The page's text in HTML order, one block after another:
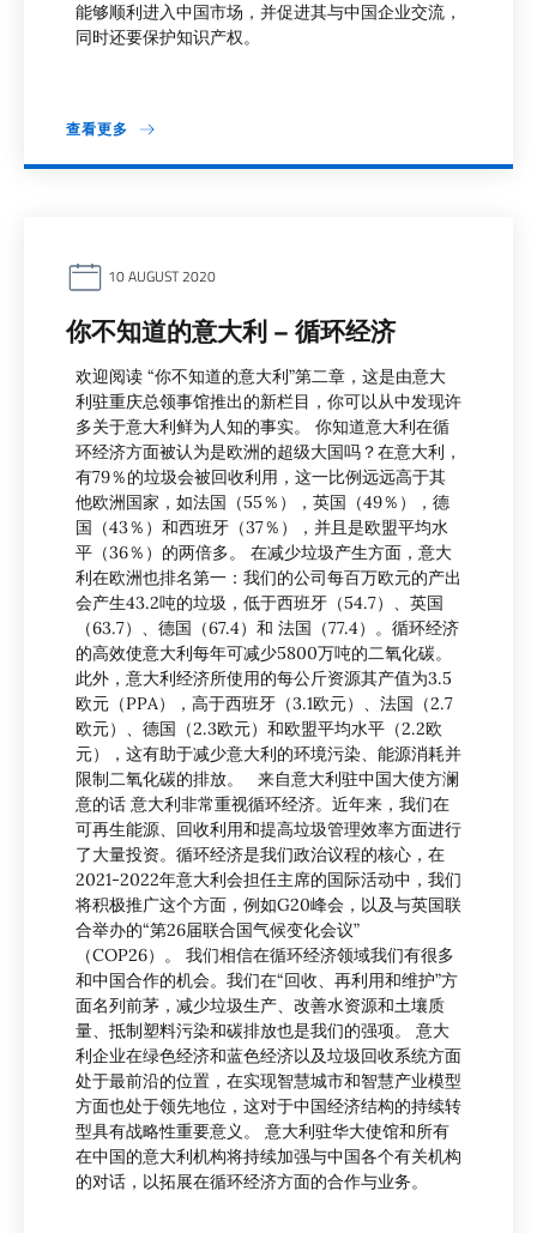
能够顺利进入中国市场，并促进其与中国企业交流，
同时还要保护知识产权。
查看更多
10 AUGUST 2020
你不知道的意大利 – 循环经济
欢迎阅读 “你不知道的意大利”第二章，这是由意大
利驻重庆总领事馆推出的新栏目，你可以从中发现许
多关于意大利鲜为人知的事实。 你知道意大利在循
环经济方面被认为是欧洲的超级大国吗？在意大利，
有79％的垃圾会被回收利用，这一比例远远高于其
他欧洲国家，如法国（55％），英国（49％），德
国（43％）和西班牙（37％），并且是欧盟平均水
平（36％）的两倍多。 在减少垃圾产生方面，意大
利在欧洲也排名第一：我们的公司每百万欧元的产出
会产生43.2吨的垃圾，低于西班牙（54.7）、英国
（63.7）、德国（67.4）和 法国（77.4）。循环经济
的高效使意大利每年可减少5800万吨的二氧化碳。
此外，意大利经济所使用的每公斤资源其产值为3.5
欧元（PPA），高于西班牙（3.1欧元）、法国（2.7
欧元）、德国（2.3欧元）和欧盟平均水平（2.2欧
元），这有助于减少意大利的环境污染、能源消耗并
限制二氧化碳的排放。 来自意大利驻中国大使方澜
意的话 意大利非常重视循环经济。近年来，我们在
可再生能源、回收利用和提高垃圾管理效率方面进行
了大量投资。循环经济是我们政治议程的核心，在
2021-2022年意大利会担任主席的国际活动中，我们
将积极推广这个方面，例如G20峰会，以及与英国联
合举办的“第26届联合国气候变化会议”
（COP26）。 我们相信在循环经济领域我们有很多
和中国合作的机会。我们在“回收、再利用和维护”方
面名列前茅，减少垃圾生产、改善水资源和土壤质
量、抵制塑料污染和碳排放也是我们的强项。 意大
利企业在绿色经济和蓝色经济以及垃圾回收系统方面
处于最前沿的位置，在实现智慧城市和智慧产业模型
方面也处于领先地位，这对于中国经济结构的持续转
型具有战略性重要意义。 意大利驻华大使馆和所有
在中国的意大利机构将持续加强与中国各个有关机构
的对话，以拓展在循环经济方面的合作与业务。